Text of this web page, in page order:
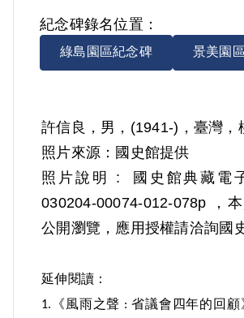
紀念碑錄名位置：
綠島園區紀念碑 景美園
照片來源：國史館提供
照片說明 : 國史館典藏電
030204-00074-012-078p ，
公開瀏覽，應用授權請洽詢國
延伸閱讀：
1. 《風雨之聲 :省議會四年的回